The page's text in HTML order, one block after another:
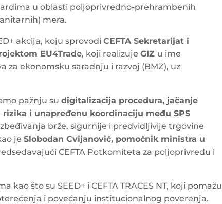
u oblasti poljoprivredno-prehrambenih
mera.
akcija, koju sprovodiCEFTA Sekretarijat i
EU4Trade, koji realizujeGIZ u ime
za ekonomsku saradnju i razvoj (BMZ), uz
pažnju sudigitalizacija procedura, jačanje
i unapređenu koordinaciju među SPS
brže, sigurnije i predvidljivije trgovine
jeSlobodan Cvijanović, pomoćnik ministra u
CEFTA Potkomiteta za poljoprivredu i
kao što su SEED+ i CEFTA TRACES NT, koji pomažu
i povećanju institucionalnog poverenja.